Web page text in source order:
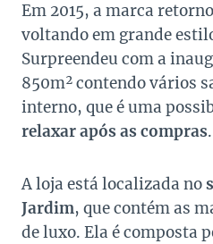
Em 2015, a marca
voltando em grande
Surpreendeu com a
850m² contendo vários
interno, que é uma
relaxar após as compras.
A loja está localizada no
Jardim, que contém as
de luxo. Ela é composta